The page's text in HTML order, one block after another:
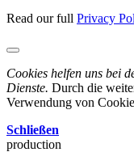
Read our full Privacy
Cookies helfen uns bei
Dienste. Durch die
Verwendung von
Schließen
production